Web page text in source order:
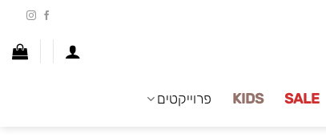
SALE
KIDS פרוייקטים